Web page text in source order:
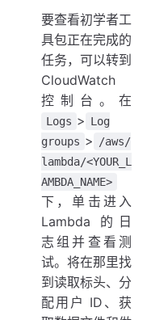
要查看初学者工
具包正在完成的
任务，可以转到
CloudWatch
控制台。在
Logs > Log
groups >
/aws/
lambda/<YOUR_L
AMBDA_NAME>
下，单击进入
Lambda 的日
志组并查看测
试。将在那里找
到读取标头、分
配用户 ID、获